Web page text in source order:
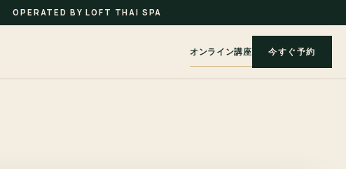
OPERATED BY LOFT THAI SPA
オンライン講座 今すぐ予約